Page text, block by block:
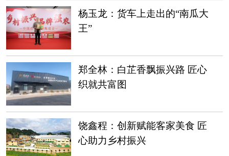
杨玉龙：货车上走出的“南瓜大
王”
郑全林：白芷香飘振兴路 匠心
织就共富图
饶鑫程：创新赋能客家美食 匠
心助力乡村振兴